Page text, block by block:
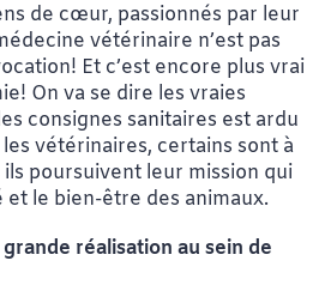
de cœur, passionnés par leur
vétérinaire n’est pas
Et c’est encore plus vrai
On va se dire les vraies
consignes sanitaires est ardu
vétérinaires, certains sont à
poursuivent leur mission qui
et le bien-être des animaux.
réalisation au sein de